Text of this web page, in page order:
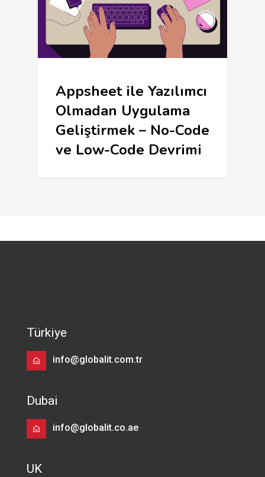
Appsheet ile Yazılımcı
Olmadan Uygulama
Geliştirmek – No-Code
ve Low-Code Devrimi
Türkiye
info@globalit.com.tr
Dubai
info@globalit.co.ae
UK